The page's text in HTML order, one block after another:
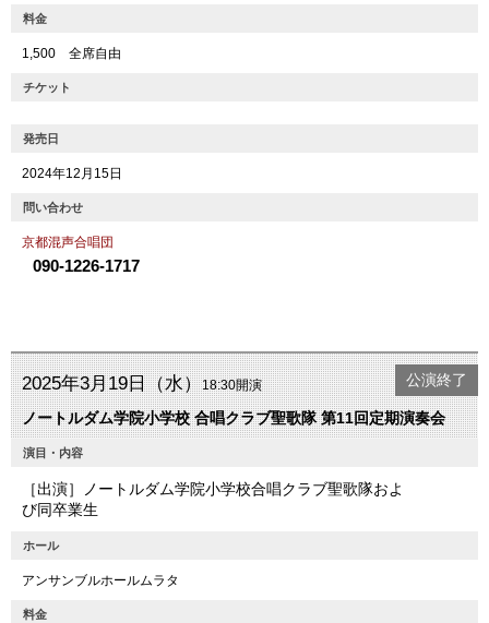
料金
1,500 全席自由
チケット
発売日
2024年12月15日
問い合わせ
京都混声合唱団
090-1226-1717
2025年3月19日（水）18:30開演
ノートルダム学院小学校 合唱クラブ聖歌隊 第11回定期演奏会
公演終了
演目・内容
［出演］ノートルダム学院小学校合唱クラブ聖歌隊およ
び同卒業生
ホール
アンサンブルホールムラタ
料金